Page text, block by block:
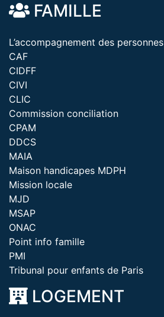
FAMILLE
L’accompagnement des
CAF
CIDFF
CIVI
CLIC
Commission conciliation
CPAM
DDCS
MAIA
Maison handicapes MDPH
Mission locale
MJD
MSAP
ONAC
Point info famille
PMI
Tribunal pour enfants de Paris
LOGEMENT